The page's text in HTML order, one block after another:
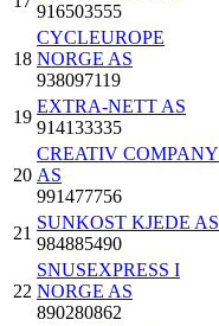
916503555
18
CYCLEUROPE
NORGE AS
938097119
19
EXTRA-NETT AS
914133335
20
CREATIV COMPANY
AS
991477756
21
SUNKOST KJEDE AS
984885490
22
SNUSEXPRESS I
NORGE AS
890280862